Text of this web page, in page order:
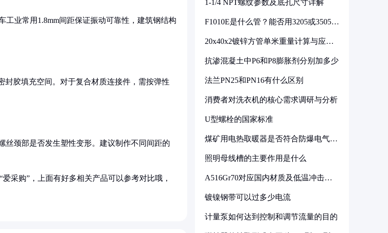
工业常用1.8mm间距保证振动可靠性，建筑钢结构
封胶填充空间。对于复合材质连接件，需按弹性
丝颈部是否发生塑性变形。建议制作不同间距的
采购”，上面有好多相关产品可以参考对比哦，
1-1/4 NPT螺纹参数及底孔尺寸详解
F1010E是什么管？能否用3205或3505代
20x40x2镀锌方管单米重量计算与应用
抗渗混凝土中P6和P8膨胀剂分别加多少
法兰PN25和PN16有什么区别
消费者对洗衣机的核心需求调研与分析
U型螺栓的国家标准
煤矿用电热取暖器是否符合防爆电气设
照明母线槽的主要作用是什么
A516Gr70对应国内材质及低温冲击要
镀镍钢带可以过多少电流
计量泵如何达到控制和调节流量的目的